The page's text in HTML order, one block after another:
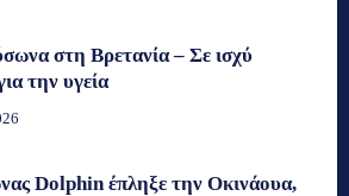
στη Βρετανία – Σε ισχύ
την υγεία
Dolphin έπληξε την Οκινάουα,